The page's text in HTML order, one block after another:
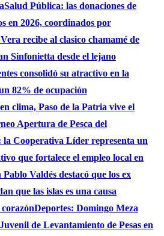
Salud Pública: las donaciones de
en 2026, coordinados por
recibe al clasico chamamé de
Sinfonietta desde el lejano
consolidó su atractivo en la
82% de ocupación
clima, Paso de la Patria vive el
Apertura de Pesca del
la Cooperativa Líder representa un
que fortalece el empleo local en
Valdés destacó que los ex
que las islas es una causa
Deportes: Domingo Meza
de Levantamiento de Pesas en